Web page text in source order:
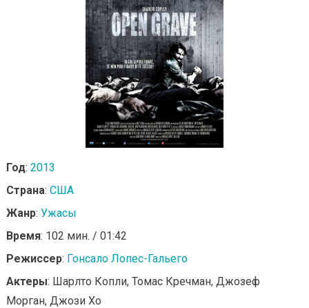
Год: 2013
Страна: США
Жанр: Ужасы
Время: 102 мин. / 01:42
Режиссер: Гонсало Лопес-Гальего
Актеры: Шарлто Копли, Томас Кречман, Джозеф
Морган, Джози Хо